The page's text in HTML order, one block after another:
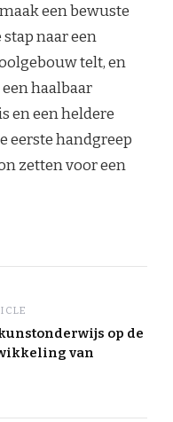
een bewuste
naar een
telt, en
haalbaar
en een heldere
eerste handgreep
zetten voor een
op de
van